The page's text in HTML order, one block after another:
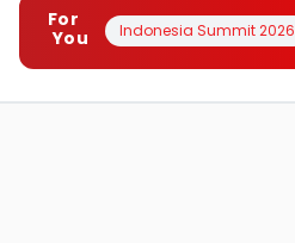
For
You
Indonesia Summit 2026